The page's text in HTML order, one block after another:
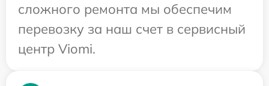
сложного ремонта мы обеспечим
перевозку за наш счет в сервисный
центр Viomi.